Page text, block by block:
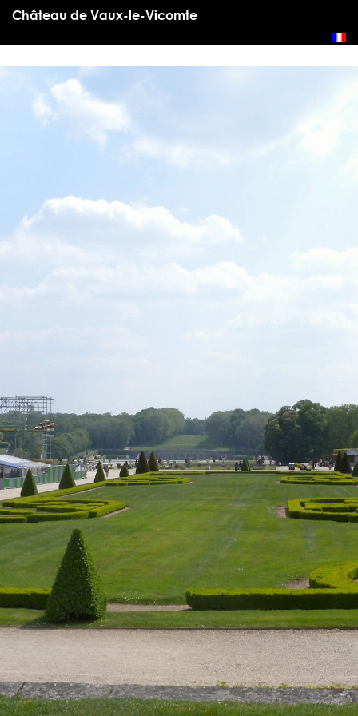
Château de Vaux-le-Vicomte